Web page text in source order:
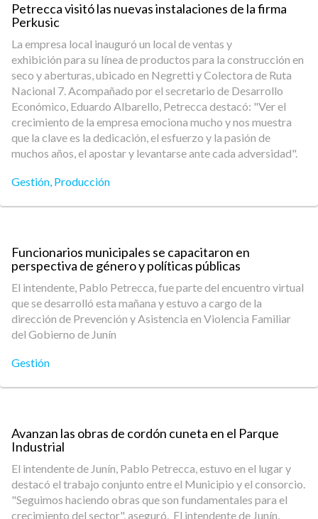
Petrecca visitó las nuevas instalaciones de la firma
Perkusic
La empresa local inauguró un local de ventas y
exhibición para su línea de productos para la construcción en
seco y aberturas, ubicado en Negretti y Colectora de Ruta
Nacional 7. Acompañado por el secretario de Desarrollo
Económico, Eduardo Albarello, Petrecca destacó: "Ver el
crecimiento de la empresa emociona mucho y nos muestra
que la clave es la dedicación, el esfuerzo y la pasión de
muchos años, el apostar y levantarse ante cada adversidad".
Gestión, Producción
Funcionarios municipales se capacitaron en
perspectiva de género y políticas públicas
El intendente, Pablo Petrecca, fue parte del encuentro virtual
que se desarrolló esta mañana y estuvo a cargo de la
dirección de Prevención y Asistencia en Violencia Familiar
del Gobierno de Junín
Gestión
Avanzan las obras de cordón cuneta en el Parque
Industrial
El intendente de Junín, Pablo Petrecca, estuvo en el lugar y
destacó el trabajo conjunto entre el Municipio y el consorcio.
"Seguimos haciendo obras que son fundamentales para el
crecimiento del sector", aseguró. El intendente de Junín,